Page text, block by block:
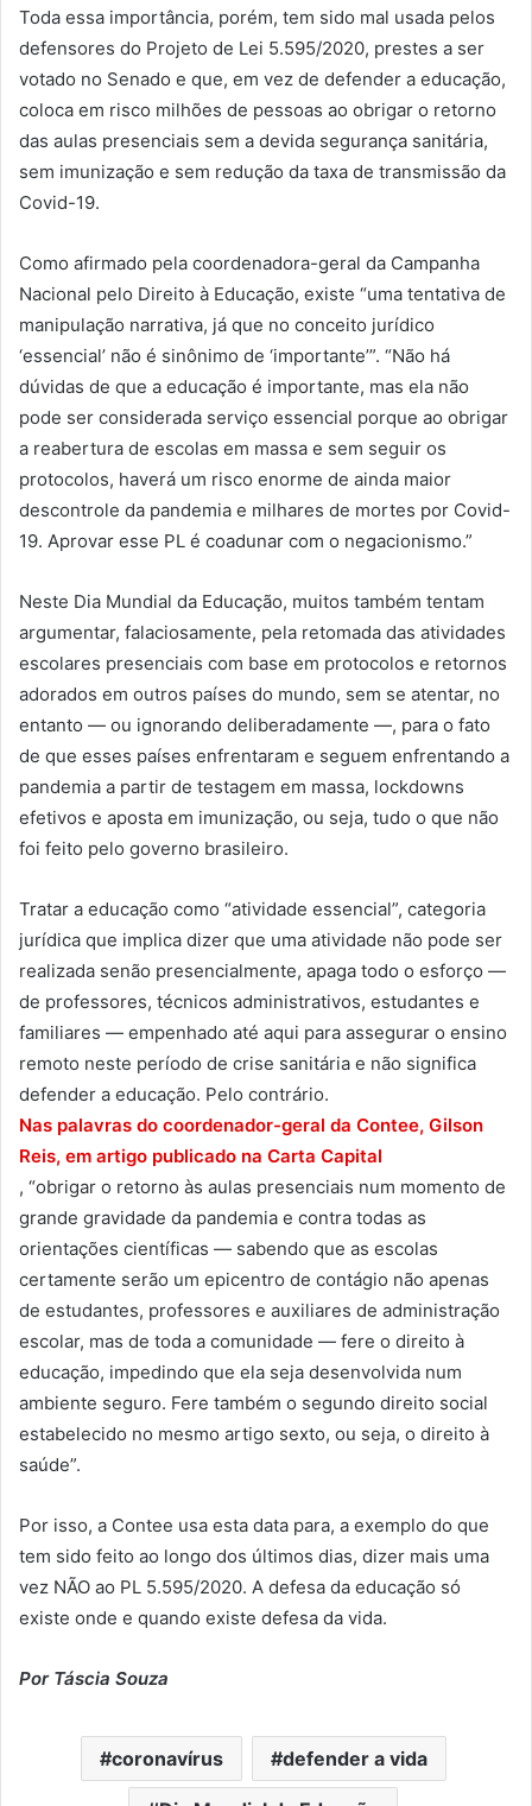
Toda essa importância, porém, tem sido mal usada pelos
defensores do Projeto de Lei 5.595/2020, prestes a ser
votado no Senado e que, em vez de defender a educação,
coloca em risco milhões de pessoas ao obrigar o retorno
das aulas presenciais sem a devida segurança sanitária,
sem imunização e sem redução da taxa de transmissão da
Covid-19.
Como afirmado pela coordenadora-geral da Campanha
Nacional pelo Direito à Educação, existe “uma tentativa de
manipulação narrativa, já que no conceito jurídico
‘essencial’ não é sinônimo de ‘importante’”. “Não há
dúvidas de que a educação é importante, mas ela não
pode ser considerada serviço essencial porque ao obrigar
a reabertura de escolas em massa e sem seguir os
protocolos, haverá um risco enorme de ainda maior
descontrole da pandemia e milhares de mortes por Covid-
19. Aprovar esse PL é coadunar com o negacionismo.”
Neste Dia Mundial da Educação, muitos também tentam
argumentar, falaciosamente, pela retomada das atividades
escolares presenciais com base em protocolos e retornos
adorados em outros países do mundo, sem se atentar, no
entanto — ou ignorando deliberadamente —, para o fato
de que esses países enfrentaram e seguem enfrentando a
pandemia a partir de testagem em massa, lockdowns
efetivos e aposta em imunização, ou seja, tudo o que não
foi feito pelo governo brasileiro.
Tratar a educação como “atividade essencial”, categoria
jurídica que implica dizer que uma atividade não pode ser
realizada senão presencialmente, apaga todo o esforço —
de professores, técnicos administrativos, estudantes e
familiares — empenhado até aqui para assegurar o ensino
remoto neste período de crise sanitária e não significa
defender a educação. Pelo contrário.
Nas palavras do coordenador-geral da Contee, Gilson
Reis, em artigo publicado na Carta Capital
, “obrigar o retorno às aulas presenciais num momento de
grande gravidade da pandemia e contra todas as
orientações científicas — sabendo que as escolas
certamente serão um epicentro de contágio não apenas
de estudantes, professores e auxiliares de administração
escolar, mas de toda a comunidade — fere o direito à
educação, impedindo que ela seja desenvolvida num
ambiente seguro. Fere também o segundo direito social
estabelecido no mesmo artigo sexto, ou seja, o direito à
saúde”.
Por isso, a Contee usa esta data para, a exemplo do que
tem sido feito ao longo dos últimos dias, dizer mais uma
vez NÃO ao PL 5.595/2020. A defesa da educação só
existe onde e quando existe defesa da vida.
Por Táscia Souza
coronavírus defender a vida